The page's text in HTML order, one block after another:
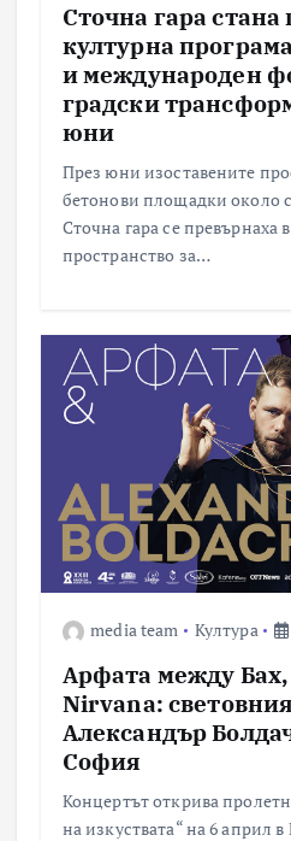
Сточна гара стана
културна
и международен
градски
юни
През юни изоставените
бетонови площадки около
Сточна гара се превърнаха
пространство за…
media team Култура
Арфата между
Nirvana:
Александър
София
Концертът открива
на изкуствата“ на 6 април